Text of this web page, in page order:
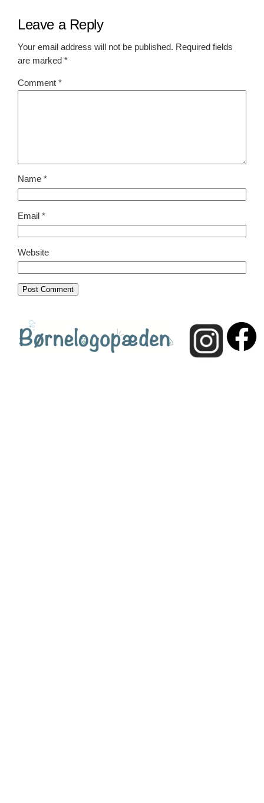
Leave a Reply
Your email address will not be published. Required fields
are marked*
Comment*
Name*
Email*
Website